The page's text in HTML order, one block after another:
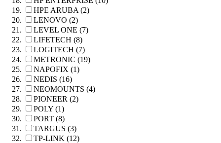
HPE ARUBA (2)
LENOVO (2)
LEVEL ONE (7)
LIFETECH (8)
LOGITECH (7)
METRONIC (19)
NAPOFIX (1)
NEDIS (16)
NEOMOUNTS (4)
PIONEER (2)
POLY (1)
PORT (8)
TARGUS (3)
TP-LINK (12)